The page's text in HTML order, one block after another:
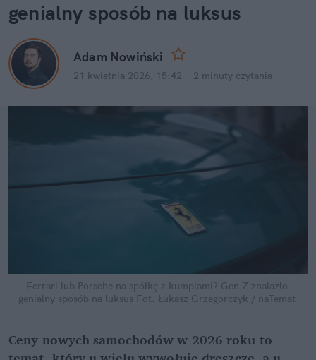
genialny sposób na luksus
Adam Nowiński
21 kwietnia 2026, 15:42 2 minuty czytania
Ferrari lub Porsche na spółkę z kumplami? Gen Z znalazło
genialny sposób na luksus Fot. Łukasz Grzegorczyk / naTemat
Ceny nowych samochodów w 2026 roku to